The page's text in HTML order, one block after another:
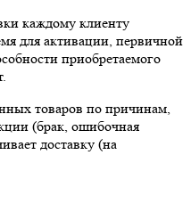
каждому клиенту
для активации, первичной
приобретаемого
товаров по причинам,
(брак, ошибочная
доставку (на